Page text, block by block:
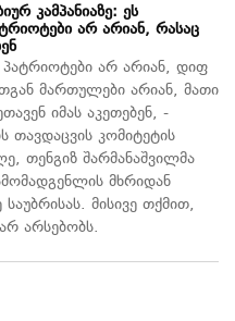
კამპანიაზე: ეს
არ არიან, რასაც
პატრიოტები არ არიან, დიფ
მართულები არიან, მათი
იმას აკეთებენ, -
თავდაცვის კომიტეტის
თენგიზ შარმანაშვილმა
მხრიდან
მისივე თქმით,
არსებობს.